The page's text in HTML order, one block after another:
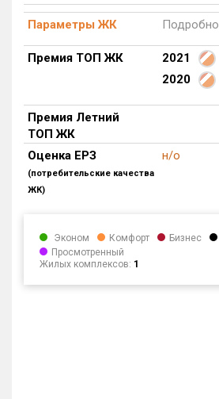
Жилых комплексов
Многоквартирных домов
Блокированных домов
Поселков таунхаусов
Многоквартирных домов
Блокированных домов
Квартир, апартаментов,
блоков в БД
Параметры ЖК Подробно
Премия ТОП ЖК 2021
2020
Премия Летний
ТОП ЖК
Оценка ЕРЗ
(потребительские качества
ЖК)
н/о
Эконом Комфорт Бизнес
Просмотренный
Жилых комплексов: 1